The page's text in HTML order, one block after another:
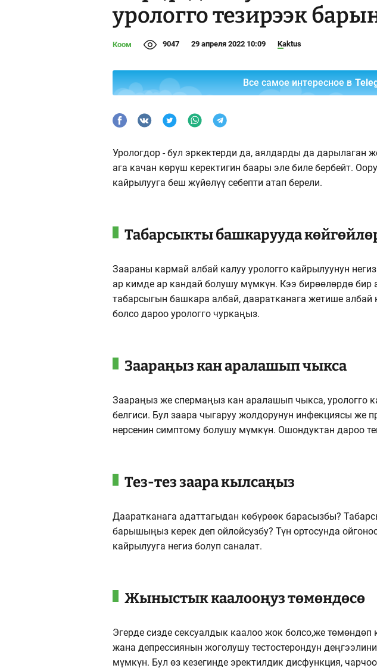
урологго тезирээк
Коом 9047 29 апреля 2022 10:09 Kaktus
Все самое интересное в
Урологдор - бул эркектерди да, аялдарды да дарылаган
ага качан көрүш керектигин баары эле биле бербейт.
кайрылууга беш жүйөлүү себепти атап берели.
Табарсыкты башкарууда
Заараны кармай албай калуу урологго кайрылуунун
ар кимде ар кандай болушу мүмкүн. Кээ бирөөлөрдө бир
табарсыгын башкара албай, дааратканага жетише
болсо дароо урологго чуркаңыз.
Заараңыз кан аралашып чыкса
Заараңыз же спермаңыз кан аралашып чыкса, урологго
белгиси. Бул заара чыгаруу жолдорунун инфекциясы же
нерсенин симптому болушу мүмкүн. Ошондуктан дароо
Тез-тез заара кылсаңыз
Дааратканага адаттагыдан көбүрөөк барасызбы?
барышыңыз керек деп ойлойсузбу? Түн ортосунда
кайрылууга негиз болуп саналат.
Жыныстык каалооңуз төмөндөсө
Эгерде сизде сексуалдык каалоо жок болсо,же төмөндөп
жана депрессиянын жоголушу тестостерондун
мүмкүн. Бул өз кезегинде эректилдик дисфункция,